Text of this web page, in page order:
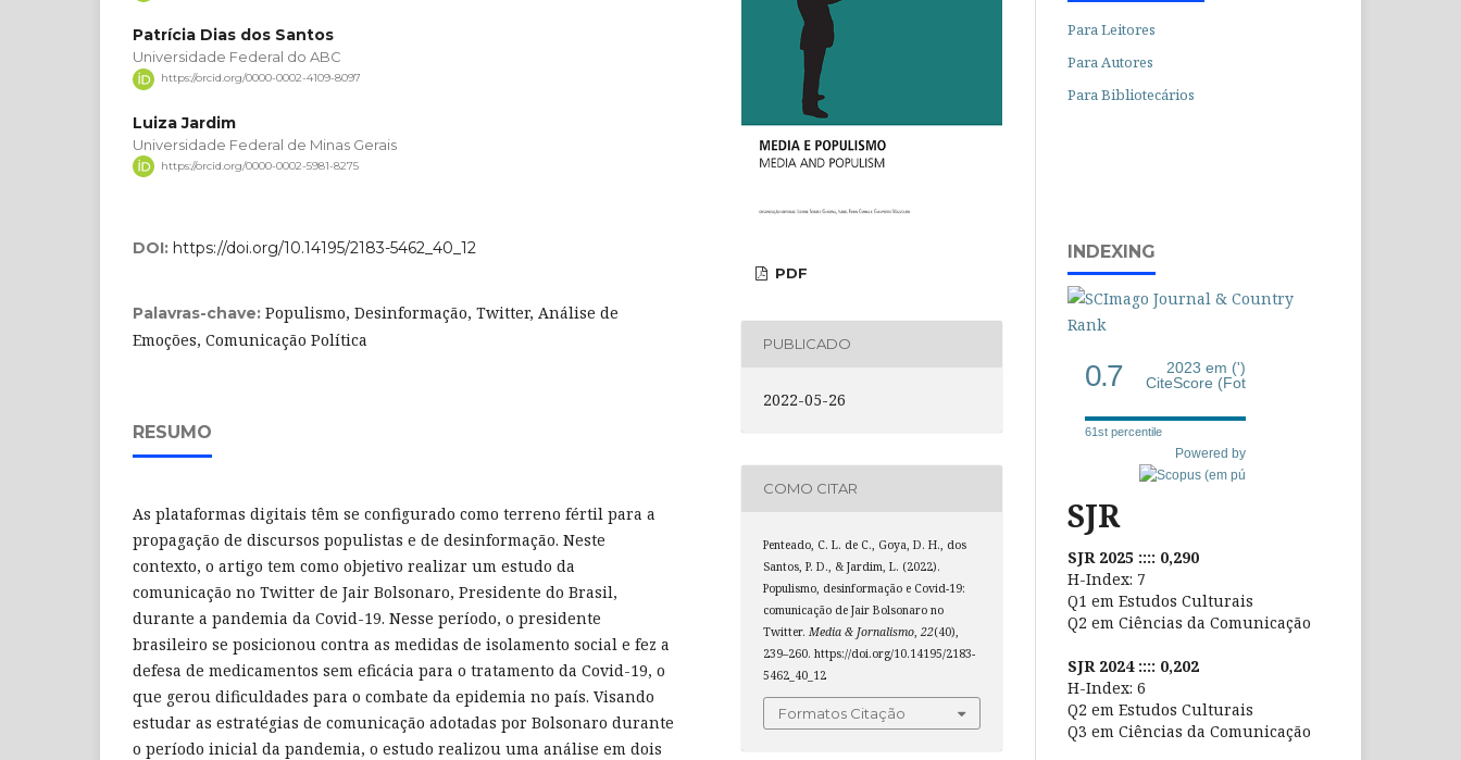
Patrícia Dias dos Santos
Universidade Federal do ABC
https://orcid.org/0000-0002-4109-8097
Luiza Jardim
Universidade Federal de Minas Gerais
https://orcid.org/0000-0002-5981-8275
DOI: https://doi.org/10.14195/2183-5462_40_12
Palavras-chave: Populismo, Desinformação, Twitter, Análise de
Emoções, Comunicação Política
RESUMO
As plataformas digitais têm se configurado como terreno fértil para a
propagação de discursos populistas e de desinformação. Neste
contexto, o artigo tem como objetivo realizar um estudo da
comunicação no Twitter de Jair Bolsonaro, Presidente do Brasil,
durante a pandemia da Covid-19. Nesse período, o presidente
brasileiro se posicionou contra as medidas de isolamento social e fez a
defesa de medicamentos sem eficácia para o tratamento da Covid-19, o
que gerou dificuldades para o combate da epidemia no país. Visando
estudar as estratégias de comunicação adotadas por Bolsonaro durante
o período inicial da pandemia, o estudo realizou uma análise em dois
PDF
PUBLICADO
2022-05-26
COMO CITAR
Penteado, C. L. de C., Goya, D. H., dos
Santos, P. D., & Jardim, L. (2022).
Populismo, desinformação e Covid-19:
comunicação de Jair Bolsonaro no
Twitter. Media & Jornalismo ,22(40),
239–260. https://doi.org/10.14195/2183-
5462_40_12
Formatos Citação
Para Leitores
Para Autores
Para Bibliotecários
INDEXING
0.7
2023 em (')
CiteScore (Fot
61st percentile
Powered by
SJR
SJR 2025 :::: 0,290
H-Index: 7
Q1 em Estudos Culturais
Q2 em Ciências da Comunicação
SJR 2024 :::: 0,202
H-Index: 6
Q2 em Estudos Culturais
Q3 em Ciências da Comunicação